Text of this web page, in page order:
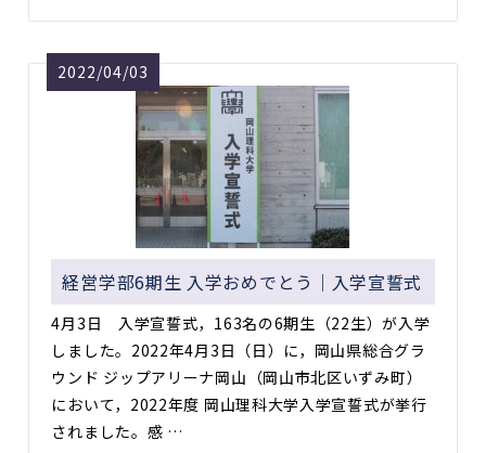
2022/04/03
経営学部6期生 入学おめでとう｜入学宣誓式
4月3日 入学宣誓式，163名の6期生（22生）が入学
しました。2022年4月3日（日）に，岡山県総合グラ
ウンド ジップアリーナ岡山（岡山市北区いずみ町）
において，2022年度 岡山理科大学入学宣誓式が挙行
されました。感 …